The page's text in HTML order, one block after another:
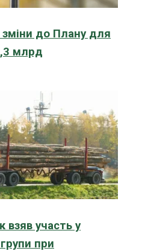
до Плану для
млрд
взяв участь у
при